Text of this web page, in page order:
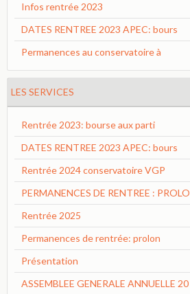
Infos rentrée 2023
DATES RENTREE 2023 APEC: bours
Permanences au conservatoire à
LES SERVICES
Rentrée 2023: bourse aux parti
DATES RENTREE 2023 APEC: bours
Rentrée 2024 conservatoire VGP
PERMANENCES DE RENTREE : PROLO
Rentrée 2025
Permanences de rentrée: prolon
Présentation
ASSEMBLEE GENERALE ANNUELLE 20